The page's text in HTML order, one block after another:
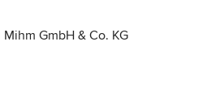
Kompetenz. 1995
der vierten Generation die
später wurden die
Seitdem wird der
auf dem neusten Stand der
GmbH & Co. KG